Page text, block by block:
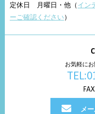
定休日 月曜日・他（イン
ーご確認ください）
お気軽にお
メ